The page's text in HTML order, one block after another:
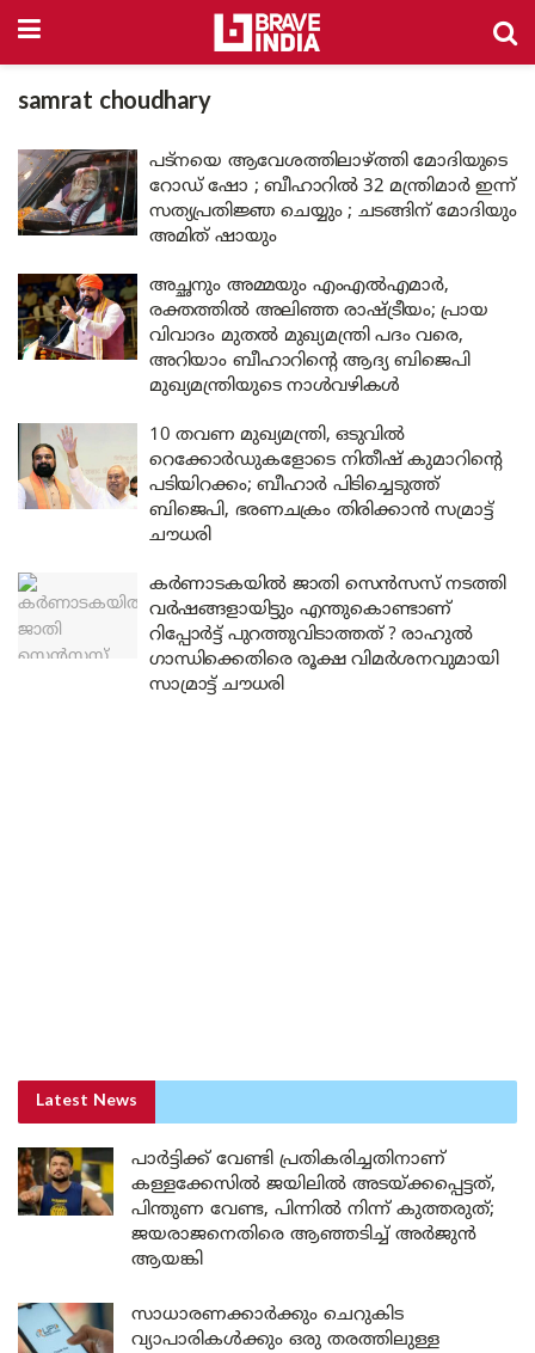
samrat choudhary
പട്‌നയെ ആവേശത്തിലാഴ്ത്തി മോദിയുടെ
റോഡ് ഷോ ; ബീഹാറിൽ 32 മന്ത്രിമാർ ഇന്ന്
സത്യപ്രതിജ്ഞ ചെയ്യും ; ചടങ്ങിന് മോദിയും
അമിത് ഷായും
അച്ഛനും അമ്മയും എംഎൽഎമാർ,
രക്തത്തിൽ അലിഞ്ഞ രാഷ്ട്രീയം; പ്രായ
വിവാദം മുതൽ മുഖ്യമന്ത്രി പദം വരെ,
അറിയാം ബീഹാറിന്റെ ആദ്യ ബിജെപി
മുഖ്യമന്ത്രിയുടെ നാൾവഴികൾ
10 തവണ മുഖ്യമന്ത്രി, ഒടുവിൽ
റെക്കോർഡുകളോടെ നിതീഷ് കുമാറിന്റെ
പടിയിറക്കം; ബീഹാർ പിടിച്ചെടുത്ത്
ബിജെപി, ഭരണചക്രം തിരിക്കാൻ സമ്രാട്ട്
ചൗധരി
കർണാടകയിൽ ജാതി സെൻസസ് നടത്തി
വർഷങ്ങളായിട്ടും എന്തുകൊണ്ടാണ്
റിപ്പോർട്ട് പുറത്തുവിടാത്തത് ? രാഹുൽ
ഗാന്ധിക്കെതിരെ രൂക്ഷ വിമർശനവുമായി
സാമ്രാട്ട് ചൗധരി
Latest News
പാർട്ടിക്ക് വേണ്ടി പ്രതികരിച്ചതിനാണ്
കള്ളക്കേസിൽ ജയിലിൽ അടയ്ക്കപ്പെട്ടത്,
പിന്തുണ വേണ്ട, പിന്നിൽ നിന്ന് കുത്തരുത്;
ജയരാജനെതിരെ ആഞ്ഞടിച്ച് അർജുൻ
ആയങ്കി
സാധാരണക്കാർക്കും ചെറുകിട
വ്യാപാരികൾക്കും ഒരു തരത്തിലുള്ള